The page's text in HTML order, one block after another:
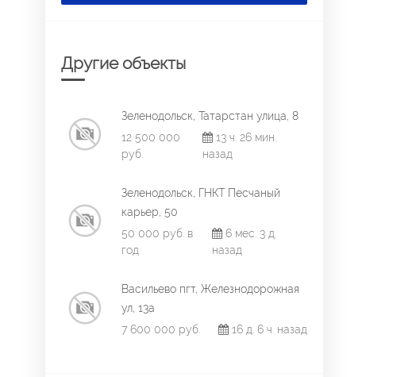
Другие объекты
Зеленодольск, Татарстан улица, 8
12 500 000
руб.
13 ч. 26 мин.
назад
Зеленодольск, ГНКТ Песчаный
карьер, 50
50 000 руб. в
год
6 мес. 3 д.
назад
Васильево пгт, Железнодорожная
ул, 13а
7 600 000 руб.
16 д. 6 ч. назад